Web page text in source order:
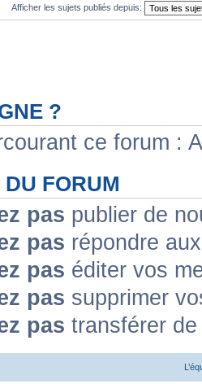
Afficher les sujets publiés depuis:
?
ce forum :
FORUM
pas publier de
pas répondre
pas éditer vos
pas supprimer
pas transférer